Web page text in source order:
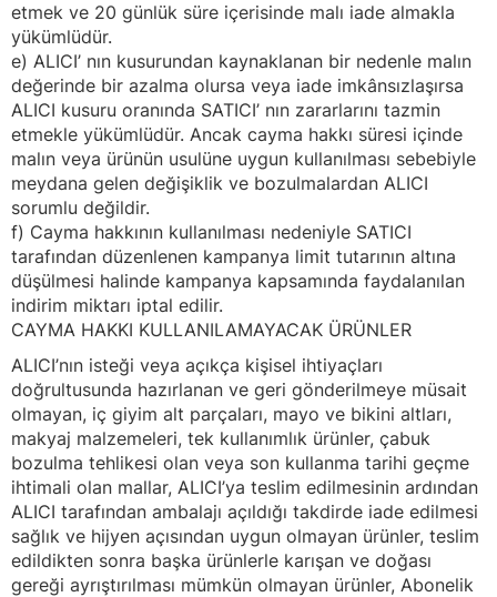
etmek ve 20 günlük süre içerisinde malı iade almakla
yükümlüdür.
e) ALICI’ nın kusurundan kaynaklanan bir nedenle malın
değerinde bir azalma olursa veya iade imkânsızlaşırsa
ALICI kusuru oranında SATICI’ nın zararlarını tazmin
etmekle yükümlüdür. Ancak cayma hakkı süresi içinde
malın veya ürünün usulüne uygun kullanılması sebebiyle
meydana gelen değişiklik ve bozulmalardan ALICI
sorumlu değildir.
f) Cayma hakkının kullanılması nedeniyle SATICI
tarafından düzenlenen kampanya limit tutarının altına
düşülmesi halinde kampanya kapsamında faydalanılan
indirim miktarı iptal edilir.
CAYMA HAKKI KULLANILAMAYACAK ÜRÜNLER
ALICI’nın isteği veya açıkça kişisel ihtiyaçları
doğrultusunda hazırlanan ve geri gönderilmeye müsait
olmayan, iç giyim alt parçaları, mayo ve bikini altları,
makyaj malzemeleri, tek kullanımlık ürünler, çabuk
bozulma tehlikesi olan veya son kullanma tarihi geçme
ihtimali olan mallar, ALICI’ya teslim edilmesinin ardından
ALICI tarafından ambalajı açıldığı takdirde iade edilmesi
sağlık ve hijyen açısından uygun olmayan ürünler, teslim
edildikten sonra başka ürünlerle karışan ve doğası
gereği ayrıştırılması mümkün olmayan ürünler, Abonelik